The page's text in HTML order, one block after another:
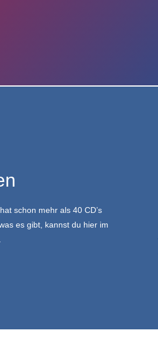
schon mehr als 40 CD’s
es gibt, kannst du hier im